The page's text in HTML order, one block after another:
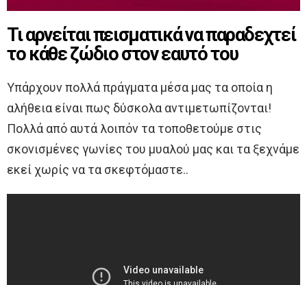
Τι αρνείται πεισματικά να παραδεχτεί
το κάθε ζώδιο στον εαυτό του
Υπάρχουν πολλά πράγματα μέσα μας τα οποία η
αλήθεια είναι πως δύσκολα αντιμετωπίζονται!
Πολλά από αυτά λοιπόν τα τοποθετούμε στις
σκονισμένες γωνίες του μυαλού μας και τα ξεχνάμε
εκεί χωρίς να τα σκεφτόμαστε..